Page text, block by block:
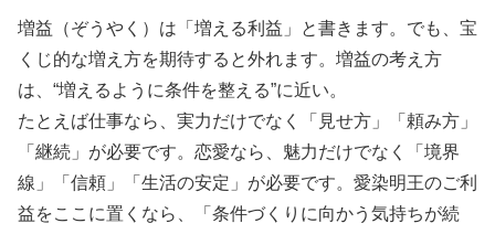
増益（ぞうやく）は「増える利益」と書きます。でも、宝
くじ的な増え方を期待すると外れます。増益の考え方
は、“増えるように条件を整える”に近い。
たとえば仕事なら、実力だけでなく「見せ方」「頼み方」
「継続」が必要です。恋愛なら、魅力だけでなく「境界
線」「信頼」「生活の安定」が必要です。愛染明王のご利
益をここに置くなら、「条件づくりに向かう気持ちが続